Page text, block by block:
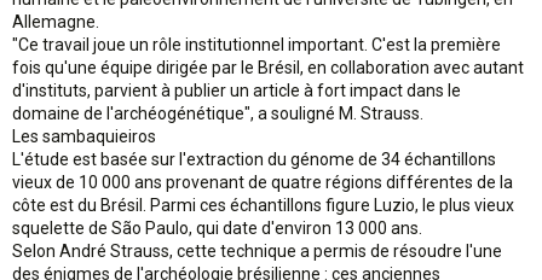
Allemagne.
"Ce travail joue un rôle institutionnel important. C'est la première
fois qu'une équipe dirigée par le Brésil, en collaboration avec autant
d'instituts, parvient à publier un article à fort impact dans le
domaine de l'archéogénétique", a souligné M. Strauss.
Les sambaquieiros
L'étude est basée sur l'extraction du génome de 34 échantillons
vieux de 10 000 ans provenant de quatre régions différentes de la
côte est du Brésil. Parmi ces échantillons figure Luzio, le plus vieux
squelette de São Paulo, qui date d'environ 13 000 ans.
Selon André Strauss, cette technique a permis de résoudre l'une
des énigmes de l'archéologie brésilienne : ces anciennes